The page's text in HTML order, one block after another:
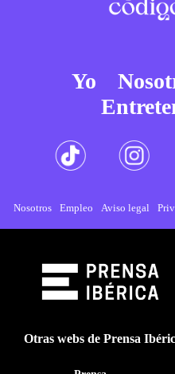
Yo
Nosotros Empleo Aviso legal
Otras webs de Prensa